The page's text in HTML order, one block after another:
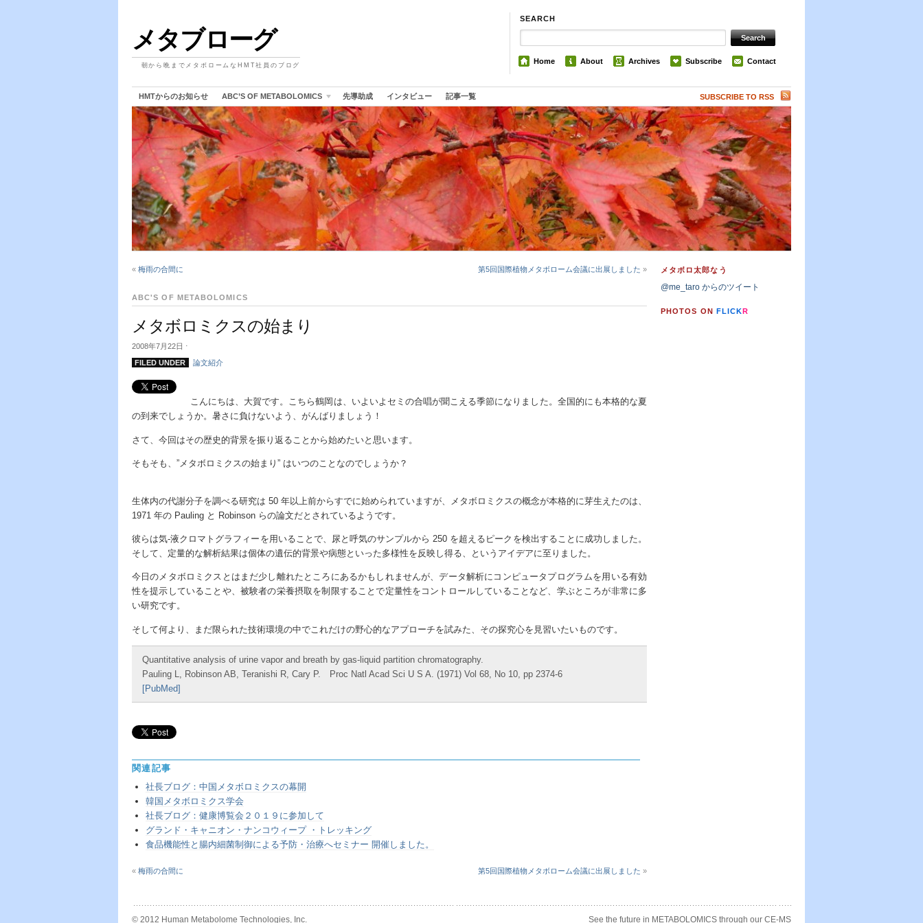
メタブローグ
朝から晩までメタボロームなHMT社員のブログ
SEARCH
Home About Archives Subscribe Contact
HMTからのお知らせ ABC’S OF METABOLOMICS 先導助成 インタビュー 記事一覧 SUBSCRIBE TO RSS
« 梅雨の合間に 第5回国際植物メタボローム会議に出展しました »
ABC'S OF METABOLOMICS
メタボロミクスの始まり
2008年7月22日 ⋅
FILED UNDER
論文紹介
こんにちは、大賀です。こちら鶴岡は、いよいよセミの合唱が聞こえる季節になりました。全国的にも本格的な夏
の到来でしょうか。暑さに負けないよう、がんばりましょう！
さて、今回はその歴史的背景を振り返ることから始めたいと思います。
そもそも、”メタボロミクスの始まり” はいつのことなのでしょうか？
生体内の代謝分子を調べる研究は 50 年以上前からすでに始められていますが、メタボロミクスの概念が本格的に芽生えたのは、
1971 年の Pauling と Robinson らの論文だとされているようです。
彼らは気-液クロマトグラフィーを用いることで、尿と呼気のサンプルから 250 を超えるピークを検出することに成功しました。
そして、定量的な解析結果は個体の遺伝的背景や病態といった多様性を反映し得る、というアイデアに至りました。
今日のメタボロミクスとはまだ少し離れたところにあるかもしれませんが、データ解析にコンピュータプログラムを用いる有効
性を提示していることや、被験者の栄養摂取を制限することで定量性をコントロールしていることなど、学ぶところが非常に多
い研究です。
そして何より、まだ限られた技術環境の中でこれだけの野心的なアプローチを試みた、その探究心を見習いたいものです。
Quantitative analysis of urine vapor and breath by gas-liquid partition chromatography.
Pauling L, Robinson AB, Teranishi R, Cary P. Proc Natl Acad Sci U S A. (1971) Vol 68, No 10, pp 2374-6
[PubMed]
関連記事
社長ブログ：中国メタボロミクスの幕開
韓国メタボロミクス学会
社長ブログ：健康博覧会２０１９に参加して
グランド・キャニオン・ナンコウィープ ・トレッキング
食品機能性と腸内細菌制御による予防・治療へセミナー 開催しました。
« 梅雨の合間に 第5回国際植物メタボローム会議に出展しました »
メタボロ太郎なう
@me_taro からのツイート
PHOTOS ON FLICK R
© 2012 Human Metabolome Technologies, Inc. See the future in METABOLOMICS through our CE-MS